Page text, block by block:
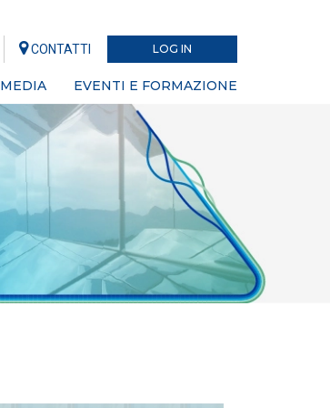
LOG IN
CONTATTI
MEDIA EVENTI E FORMAZIONE